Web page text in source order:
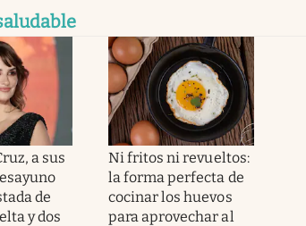
a sus
de
y dos
Ni fritos ni revueltos:
la forma perfecta de
cocinar los huevos
para aprovechar al